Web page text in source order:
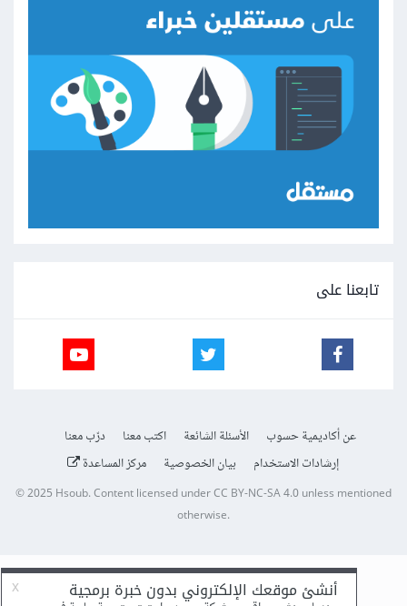
تابعنا على
عن أكاديمية حسوب الأسئلة الشائعة اكتب معنا
درّب معنا
إرشادات الاستخدام
بيان الخصوصية مركز المساعدة
© 2025Hsoub.Content licensed underCC BY-NC-SA 4.0unless mentioned
otherwise.